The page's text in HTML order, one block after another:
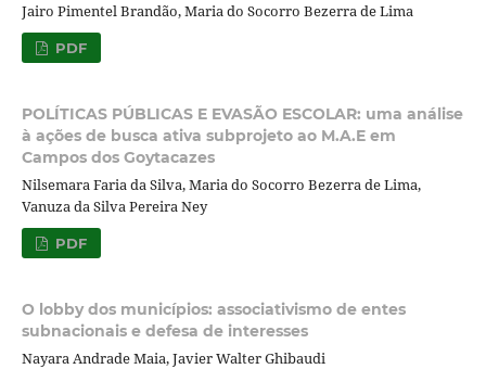
Jairo Pimentel Brandão, Maria do Socorro Bezerra de Lima
PDF
POLÍTICAS PÚBLICAS E EVASÃO ESCOLAR: uma análise
à ações de busca ativa subprojeto ao M.A.E em
Campos dos Goytacazes
Nilsemara Faria da Silva, Maria do Socorro Bezerra de Lima,
Vanuza da Silva Pereira Ney
PDF
O lobby dos municípios: associativismo de entes
subnacionais e defesa de interesses
Nayara Andrade Maia, Javier Walter Ghibaudi